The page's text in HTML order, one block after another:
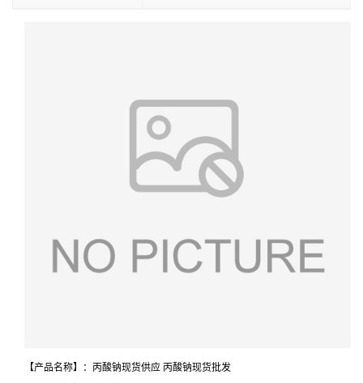
【产品名称】：丙酸钠现货供应 丙酸钠现货批发